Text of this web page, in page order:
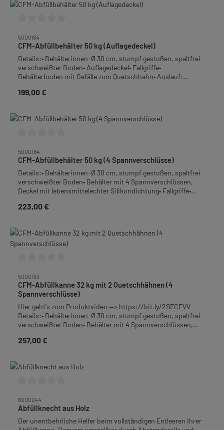
5009184
CFM-Abfüllbehälter 50 kg (Auflagedeckel)
Details:• Behälterinnen-Ø 30 cm, stumpf gestoßen, spaltfrei
verschweißter Boden• Auflagedeckel• Fallgriffe•
Behälterboden mit Gefälle zum Quetschhahn• Auslauf:
Edelstahl-Rostfrei• Höhe: 55,0 cm• Gewicht: 6,0
Regulärer Preis:
199,00 €
5000184
CFM-Abfüllbehälter 50 kg (4 Spannverschlüsse)
Details:• Behälterinnen-Ø 30 cm, stumpf gestoßen, spaltfrei
verschweißter Boden• Behälter mit 4 Spannverschlüssen,
Deckel mit lebensmittelechter Silikondichtung• Fallgriffe•
Quetschhahn 1 1/2", bodengleich angeschweißt• Material:
Regulärer Preis:
223,00 €
5000183
CFM-Abfüllkanne 32 kg mit 2 Quetschhähnen (4
Spannverschlüsse)
Hier geht's zum Produktvideo --> https://bit.ly/2SECEVV
Details:• Behälterinnen-Ø 30 cm, stumpf gestoßen, spaltfrei
verschweißter Boden• Behälter mit 4 Spannverschlüssen,
Behälterboden mit Gefälle zum Quetschhahn• Auslauf:
Rostfrei• Höhe: 36,5 cm• Gewicht: 5,2 kgTipp: Ideal zu
Regulärer Preis:
257,00 €
6000244
Abfüllknecht aus Holz
Der unentbehrliche Helfer beim vollständigen Entleeren Ihrer